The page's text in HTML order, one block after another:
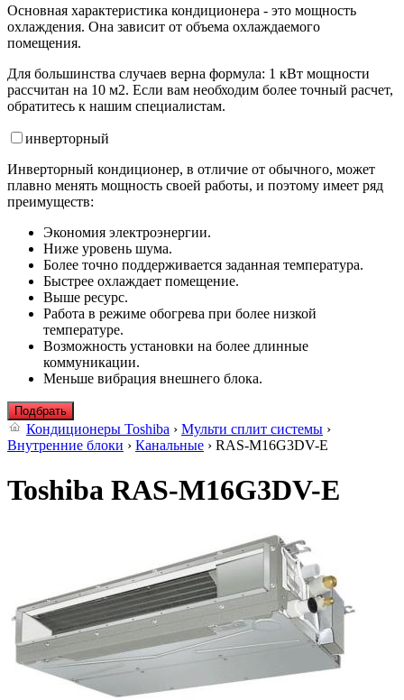
Основная характеристика кондиционера - это мощность
охлаждения. Она зависит от объема охлаждаемого
помещения.
Для большинства случаев верна формула: 1 кВт мощности
рассчитан на 10 м2. Если вам необходим более точный расчет,
обратитесь к нашим специалистам.
инверторный
Инверторный кондиционер, в отличие от обычного, может
плавно менять мощность своей работы, и поэтому имеет ряд
преимуществ:
Экономия электроэнергии.
Ниже уровень шума.
Более точно поддерживается заданная температура.
Быстрее охлаждает помещение.
Выше ресурс.
Работа в режиме обогрева при более низкой
температуре.
Возможность установки на более длинные
коммуникации.
Меньше вибрация внешнего блока.
Подбрать
Кондиционеры Toshiba › Мульти сплит системы ›
Внутренние блоки › Канальные › RAS-M16G3DV-E
Toshiba RAS-M16G3DV-E